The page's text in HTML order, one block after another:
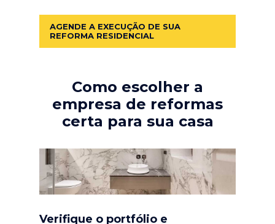
AGENDE A EXECUÇÃO DE SUA
REFORMA RESIDENCIAL
Como escolher a
empresa de reformas
certa para sua casa
Verifique o portfólio e